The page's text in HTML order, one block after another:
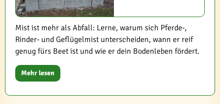
Mist ist mehr als Abfall: Lerne, warum sich Pferde‑,
Rinder‑ und Geflügelmist unterscheiden, wann er reif
genug fürs Beet ist und wie er dein Bodenleben fördert.
Mehr lesen